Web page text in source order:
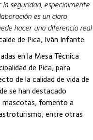
seguridad, especialmente
es un claro
hacer una diferencia real
de Pica, Iván Infante.
en la Mesa Técnica
de Pica, para
de la calidad de vida de
se han destacado
mascotas, fomento a
entre otras